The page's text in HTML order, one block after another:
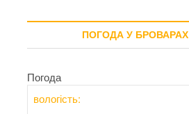
ПОГОДА У БРОВАРАХ
Погода
вологість: